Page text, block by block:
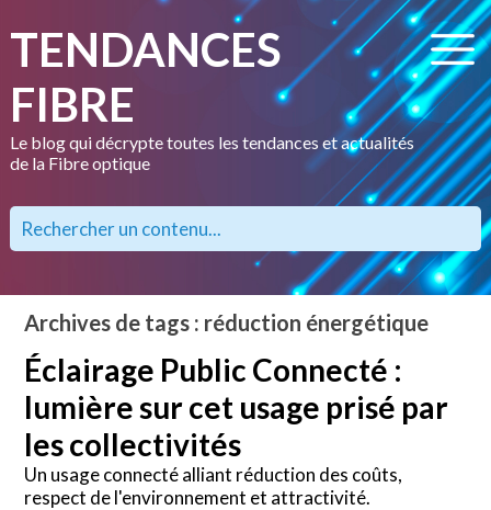
TENDANCES
FIBRE
Le blog qui décrypte toutes les tendances et actualités
de la Fibre optique
Archives de tags : réduction énergétique
Éclairage Public Connecté :
lumière sur cet usage prisé par
les collectivités
Un usage connecté alliant réduction des coûts,
respect de l'environnement et attractivité.